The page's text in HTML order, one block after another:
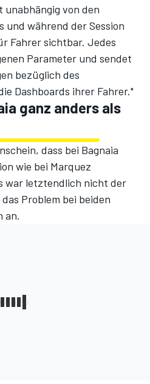
unabhängig von den
und während der Session
Fahrer sichtbar. Jedes
Parameter und sendet
bezüglich des
Dashboards ihrer Fahrer."
ganz anders als
dass bei Bagnaia
wie bei Marquez
war letztendlich nicht der
Problem bei beiden
an.